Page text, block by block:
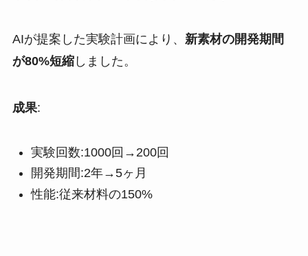
AIが提案した実験計画により、 新素材の開発期間
が80%短縮しました。
成果:
実験回数:1000回→200回
開発期間:2年→5ヶ月
性能:従来材料の150%